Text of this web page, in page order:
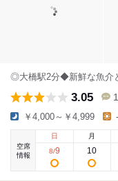
◎大橋駅2分◆新鮮な魚介
3.05
￥4,000～￥4,999 -
空席
情報
日
8/9
月
10